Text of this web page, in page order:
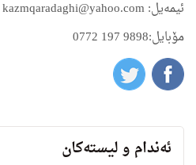
ئیمه‌یل: kazmqaradaghi@yahoo.com
مۆبایل:9898 197 0772
ئه‌ندام و لیسته‌كان